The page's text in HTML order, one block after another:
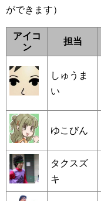
ができます）
アイコ
ン
担当
しゅうま
い
ゆこびん
タクスズ
キ